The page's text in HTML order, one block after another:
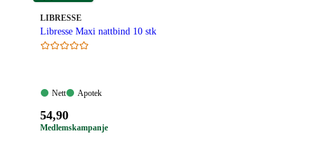
MERKE:
LIBRESSE
Libresse Maxi nattbind 10 stk
Nett:
Nett
Apotek:
Apotek
Pris:
54,90
54,90
Medlemskampanje